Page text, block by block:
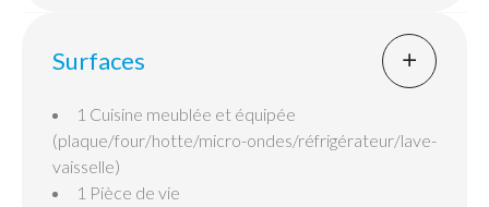
Surfaces
1 Cuisine meublée et équipée
(plaque/four/hotte/micro-ondes/réfrigérateur/lave-
vaisselle)
1 Pièce de vie